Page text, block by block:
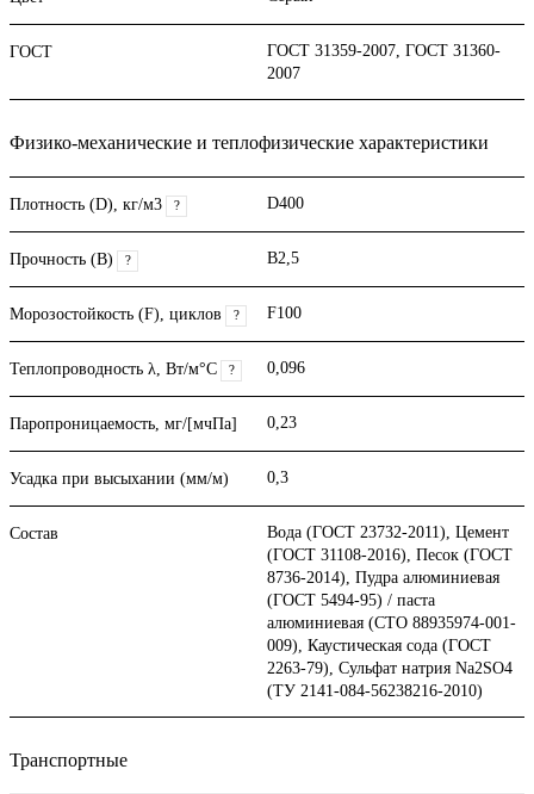
ГОСТ
ГОСТ 31359-2007, ГОСТ 31360-
2007
Физико-механические и теплофизические характеристики
Плотность (D), кг/м3 ? D400
Прочность (В) ? B2,5
Морозостойкость (F), циклов ? F100
Теплопроводность λ, Вт/м°С ? 0,096
Паропроницаемость, мг/[мчПа] 0,23
Усадка при высыхании (мм/м) 0,3
Состав
Вода (ГОСТ 23732-2011), Цемент
(ГОСТ 31108-2016), Песок (ГОСТ
8736-2014), Пудра алюминиевая
(ГОСТ 5494-95) / паста
алюминиевая (СТО 88935974-001-
009), Каустическая сода (ГОСТ
2263-79), Сульфат натрия Na2SO4
(ТУ 2141-084-56238216-2010)
Транспортные